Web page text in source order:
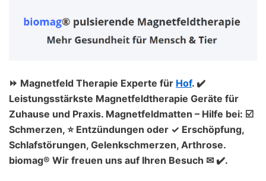
springen
⏩ Magnetfeld Therapie Experte für Hof. ✔️
Leistungsstärkste Magnetfeldtherapie Geräte für
Zuhause und Praxis. Magnetfeldmatten – Hilfe bei: ☑️
Schmerzen, ⭐ Entzündungen oder ✓ Erschöpfung,
Schlafstörungen, Gelenkschmerzen, Arthrose.
biomag® Wir freuen uns auf Ihren Besuch ✉ ✔️.